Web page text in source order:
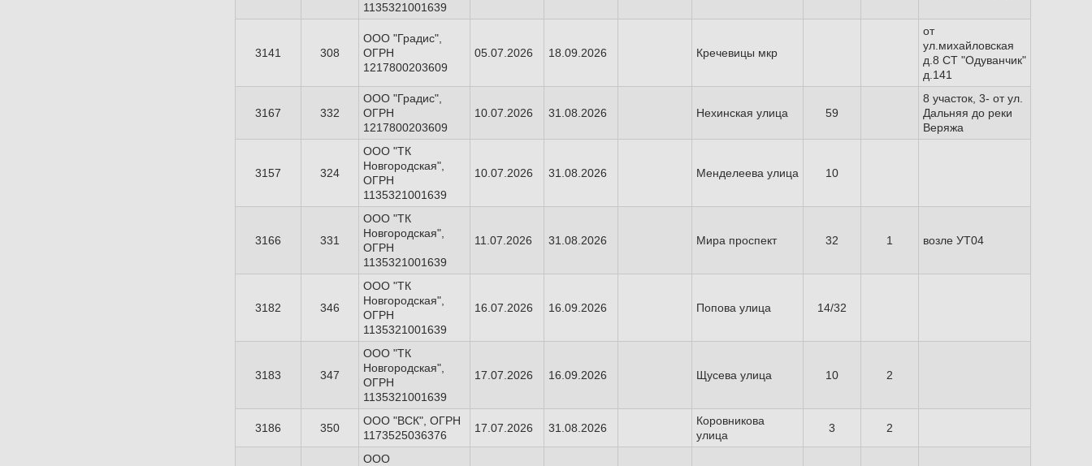
1135321001639
3141 308
ООО "Градис",
ОГРН
1217800203609
05.07.2026 18.09.2026 Кречевицы мкр
от
ул.михайловская
д.8 СТ "Одуванчик"
д.141
3167 332
ООО "Градис",
ОГРН
1217800203609
10.07.2026 31.08.2026 Нехинская улица 59
8 участок, 3- от ул.
Дальняя до реки
Веряжа
3157 324
ООО "ТК
Новгородская",
ОГРН
1135321001639
10.07.2026 31.08.2026 Менделеева улица 10
3166 331
ООО "ТК
Новгородская",
ОГРН
1135321001639
11.07.2026 31.08.2026 Мира проспект 32 1 возле УТ04
3182 346
ООО "ТК
Новгородская",
ОГРН
1135321001639
16.07.2026 16.09.2026 Попова улица 14/32
3183 347
ООО "ТК
Новгородская",
ОГРН
1135321001639
17.07.2026 16.09.2026 Щусева улица 10 2
3186 350
ООО "ВСК", ОГРН
1173525036376
17.07.2026 31.08.2026
Коровникова
улица
3 2
ООО